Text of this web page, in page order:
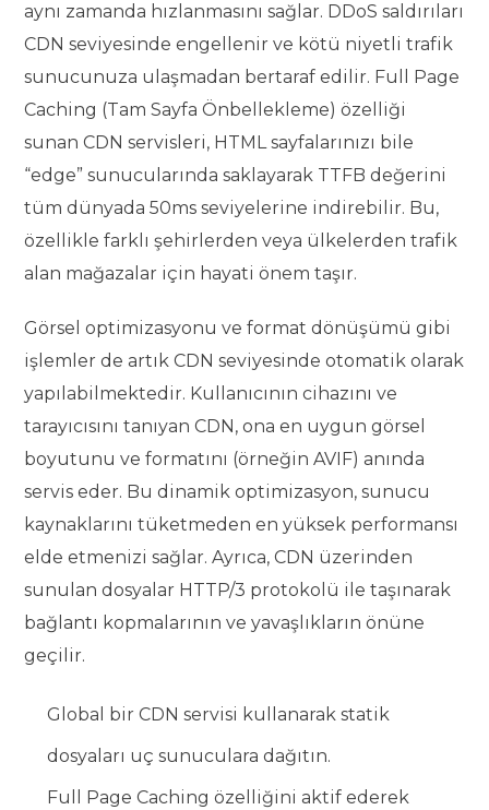
aynı zamanda hızlanmasını sağlar. DDoS saldırıları
CDN seviyesinde engellenir ve kötü niyetli trafik
sunucunuza ulaşmadan bertaraf edilir. Full Page
Caching (Tam Sayfa Önbellekleme) özelliği
sunan CDN servisleri, HTML sayfalarınızı bile
“edge” sunucularında saklayarak TTFB değerini
tüm dünyada 50ms seviyelerine indirebilir. Bu,
özellikle farklı şehirlerden veya ülkelerden trafik
alan mağazalar için hayati önem taşır.
Görsel optimizasyonu ve format dönüşümü gibi
işlemler de artık CDN seviyesinde otomatik olarak
yapılabilmektedir. Kullanıcının cihazını ve
tarayıcısını tanıyan CDN, ona en uygun görsel
boyutunu ve formatını (örneğin AVIF) anında
servis eder. Bu dinamik optimizasyon, sunucu
kaynaklarını tüketmeden en yüksek performansı
elde etmenizi sağlar. Ayrıca, CDN üzerinden
sunulan dosyalar HTTP/3 protokolü ile taşınarak
bağlantı kopmalarının ve yavaşlıkların önüne
geçilir.
Global bir CDN servisi kullanarak statik
dosyaları uç sunuculara dağıtın.
Full Page Caching özelliğini aktif ederek